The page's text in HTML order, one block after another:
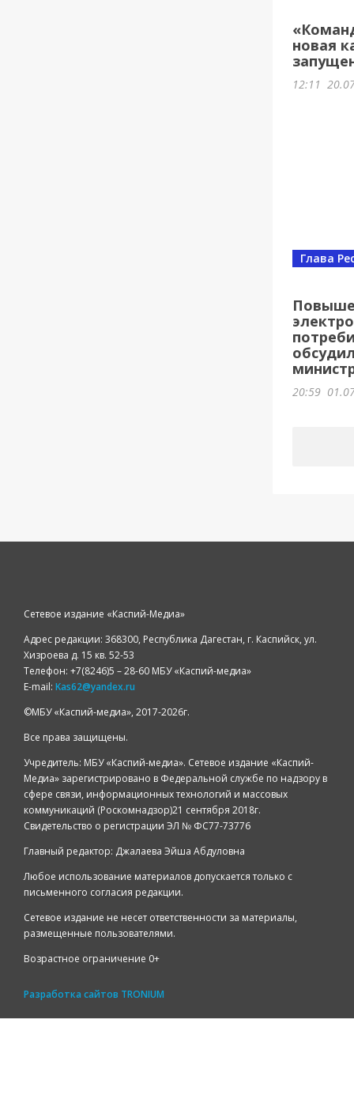
новая
12:11
Глава
20:59
Сетевое издание «Каспий-Медиа»
Адрес редакции: 368300, Республика Дагестан, г. Каспийск, ул.
Хизроева д. 15 кв. 52-53
Телефон: +7(8246)5 – 28-60 МБУ «Каспий-медиа»
E-mail: Kas62@yandex.ru
©️МБУ «Каспий-медиа», 2017-2026г.
Все права защищены.
Учредитель: МБУ «Каспий-медиа». Сетевое издание «Каспий-
Медиа» зарегистрировано в Федеральной службе по надзору в
сфере связи, информационных технологий и массовых
коммуникаций (Роскомнадзор)21 сентября 2018г.
Свидетельство о регистрации ЭЛ № ФС77-73776
Главный редактор: Джалаева Эйша Абдуловна
Любое использование материалов допускается только с
письменного согласия редакции.
Сетевое издание не несет ответственности за материалы,
размещенные пользователями.
Возрастное ограничение 0+
Разработка сайтов TRONIUM